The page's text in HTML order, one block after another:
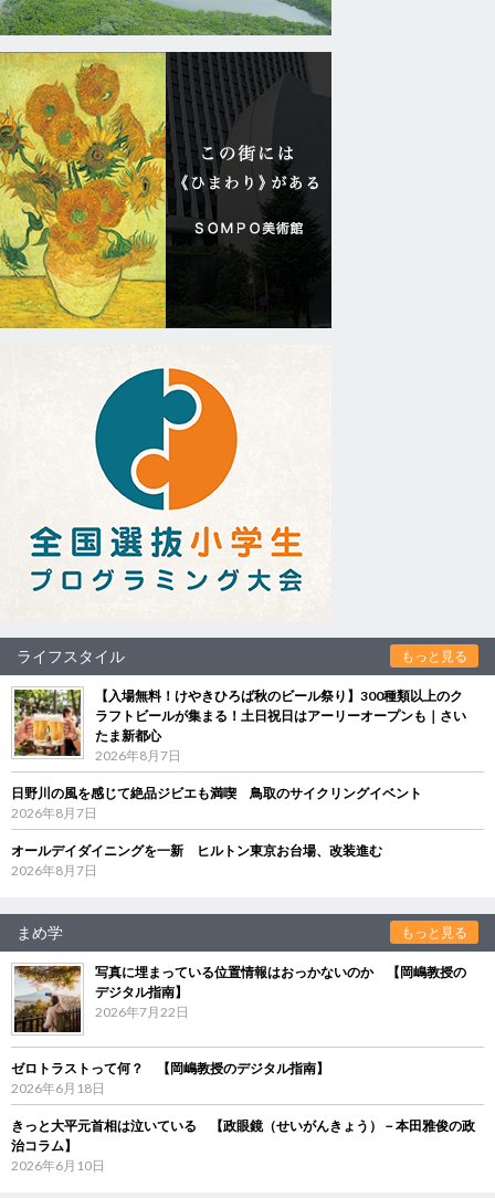
ライフスタイル もっと見る
【入場無料！けやきひろば秋のビール祭り】300種類以上のク
ラフトビールが集まる！土日祝日はアーリーオープンも｜さい
たま新都心
2026年8月7日
日野川の風を感じて絶品ジビエも満喫 鳥取のサイクリングイベント
2026年8月7日
オールデイダイニングを一新 ヒルトン東京お台場、改装進む
2026年8月7日
まめ学 もっと見る
写真に埋まっている位置情報はおっかないのか 【岡嶋教授の
デジタル指南】
2026年7月22日
ゼロトラストって何？ 【岡嶋教授のデジタル指南】
2026年6月18日
きっと大平元首相は泣いている 【政眼鏡（せいがんきょう）－本田雅俊の政
治コラム】
2026年6月10日